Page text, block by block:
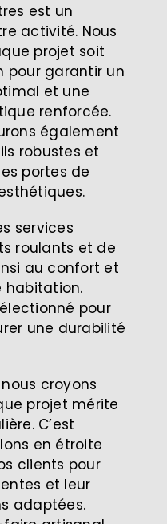
est un
activité. Nous
projet soit
pour garantir un
et une
renforcée.
également
robustes et
portes de
services
roulants et de
au confort et
habitation.
pour
une durabilité
nous croyons
projet mérite
C’est
en étroite
clients pour
et leur
adaptées.